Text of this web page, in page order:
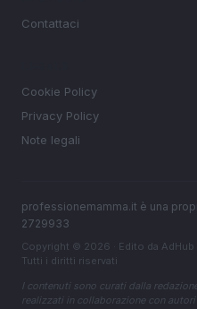
Contattaci
Cookie Policy
Privacy Policy
Note legali
professionemamma.it è una
2729933
Copyright © 2026 · Edito da
Tutti i diritti riservati
I contenuti sono curati dalla
realizzati in collaborazione con